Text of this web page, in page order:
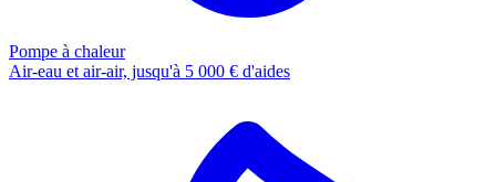
Pompe à chaleur
Air-eau et air-air, jusqu'à 5 000 € d'aides